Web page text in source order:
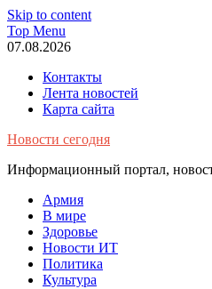
Skip to content
Top Menu
07.08.2026
Контакты
Лента новостей
Карта сайта
Новости сегодня
Информационный портал,
Армия
В мире
Здоровье
Новости ИТ
Политика
Культура